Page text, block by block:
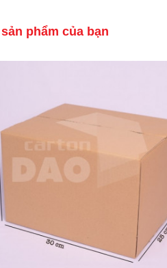
phẩm của bạn